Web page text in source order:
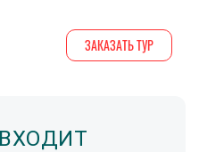
ЗАКАЗАТЬ ТУР